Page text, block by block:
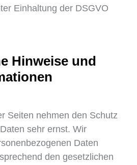
Einhaltung der DSGVO
Hinweise und
Seiten nehmen den Schutz
sehr ernst. Wir
Daten
den gesetzlichen